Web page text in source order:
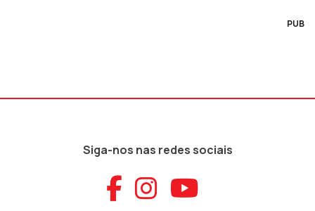
PUB
Siga-nos nas redes sociais
Aceder ao
Aceder ao
Aceder